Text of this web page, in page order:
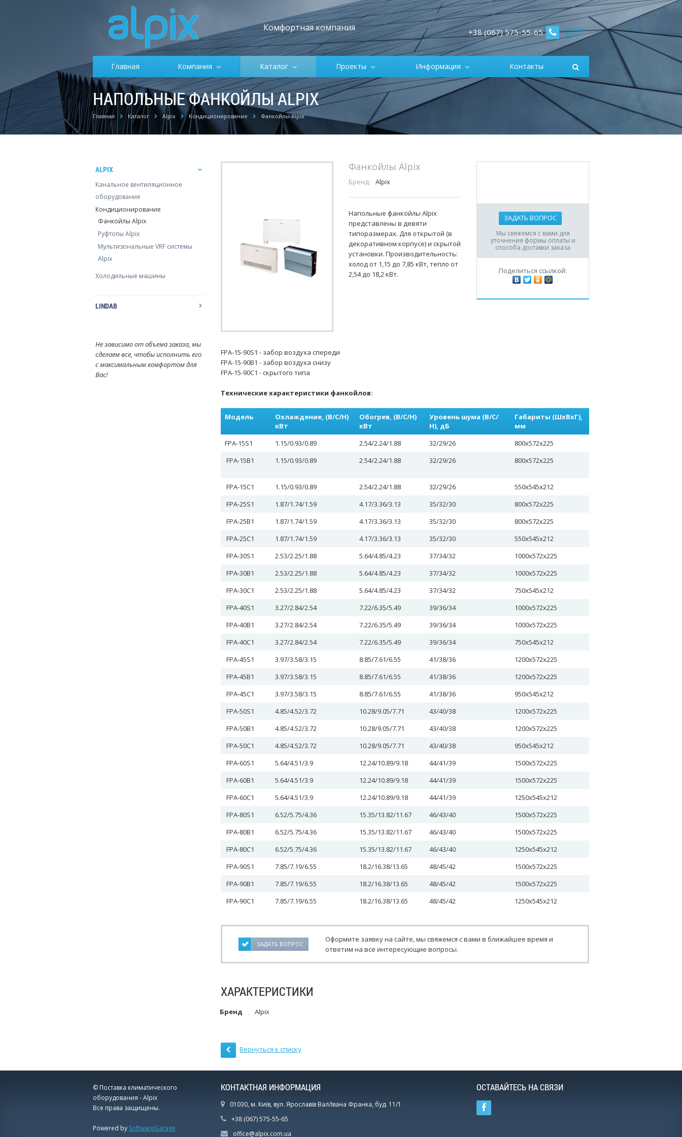
Комфортная компания Заказать
звонок
+38 (067) 575-55-65
Главная Компания Каталог Проекты Информация Контакты
НАПОЛЬНЫЕ ФАНКОЙЛЫ ALPIX
Главная Каталог Alpix Кондиционирование Фанкойлы Alpix
ALPIX
Канальное вентиляционное
оборудование
Кондиционирование
Фанкойлы Alpix
Руфтопы Alpix
Мультизональные VRF системы
Alpix
Холодильные машины
LINDAB
Не зависимо от объема заказа, мы
сделаем все, чтобы исполнить его
с максимальным комфортом для
Вас!
Фанкойлы Alpix
Бренд: Alpix
Напольные фанкойлы Alpix
представлены в девяти
типоразмерах. Для открытой (в
декоративном корпусе) и скрытой
установки. Производительность:
холод от 1,15 до 7,85 кВт, тепло от
2,54 до 18,2 кВт.
ЗАДАТЬ ВОПРОС
Мы свяжемся с вами для
уточнения формы оплаты и
способа доставки заказа
Поделиться ссылкой:
FPA-15-90S1 - забор воздуха спереди
FPA-15-90B1 - забор воздуха снизу
FPA-15-90C1 - скрытого типа
Технические характеристики фанкойлов:
Модель
Охлаждение, (В/С/Н)
кВт
Обогрев, (В/С/Н)
кВт
Уровень шума (В/С/
Н), дБ
Габариты (ШхВхГ),
мм
FPA-15S1
1.15/0.93/0.89 2.54/2.24/1.88 32/29/26
800х572х225
FPA-15B1
1.15/0.93/0.89 2.54/2.24/1.88 32/29/26 800х572х225
FPA-15C1 1.15/0.93/0.89 2.54/2.24/1.88 32/29/26
550х545х212
FPA-25S1
1.87/1.74/1.59 4.17/3.36/3.13 35/32/30
800х572х225
FPA-25B1
1.87/1.74/1.59 4.17/3.36/3.13 35/32/30
800х572х225
FPA-25C1
1.87/1.74/1.59 4.17/3.36/3.13 35/32/30
550х545х212
FPA-30S1
2.53/2.25/1.88 5.64/4.85/4.23 37/34/32
1000х572х225
FPA-30B1
2.53/2.25/1.88 5.64/4.85/4.23 37/34/32
1000х572х225
FPA-30C1
2.53/2.25/1.88 5.64/4.85/4.23 37/34/32
750х545х212
FPA-40S1
3.27/2.84/2.54 7.22/6.35/5.49 39/36/34
1000х572х225
FPA-40B1
3.27/2.84/2.54 7.22/6.35/5.49 39/36/34
1000х572х225
FPA-40C1
3.27/2.84/2.54 7.22/6.35/5.49 39/36/34
750х545х212
FPA-45S1
3.97/3.58/3.15 8.85/7.61/6.55 41/38/36
1200х572х225
FPA-45B1
3.97/3.58/3.15 8.85/7.61/6.55 41/38/36
1200х572х225
FPA-45C1
3.97/3.58/3.15 8.85/7.61/6.55 41/38/36
950х545х212
FPA-50S1
4.85/4.52/3.72 10.28/9.05/7.71 43/40/38
1200х572х225
FPA-50B1
4.85/4.52/3.72 10.28/9.05/7.71 43/40/38
1200х572х225
FPA-50C1
4.85/4.52/3.72 10.28/9.05/7.71 43/40/38
950х545х212
FPA-60S1
5.64/4.51/3.9 12.24/10.89/9.18 44/41/39
1500х572х225
FPA-60B1
5.64/4.51/3.9 12.24/10.89/9.18 44/41/39
1500х572х225
FPA-60C1
5.64/4.51/3.9 12.24/10.89/9.18 44/41/39
1250х545х212
FPA-80S1
6.52/5.75/4.36 15.35/13.82/11.67 46/43/40
1500х572х225
FPA-80B1
6.52/5.75/4.36 15.35/13.82/11.67 46/43/40
1500х572х225
FPA-80C1
6.52/5.75/4.36 15.35/13.82/11.67 46/43/40
1250х545х212
FPA-90S1
7.85/7.19/6.55 18.2/16.38/13.65 48/45/42
1500х572х225
FPA-90B1
7.85/7.19/6.55 18.2/16.38/13.65 48/45/42
1500х572х225
FPA-90C1
7.85/7.19/6.55 18.2/16.38/13.65 48/45/42 1250х545х212
ЗАДАТЬ ВОПРОС
Оформите заявку на сайте, мы свяжемся с вами в ближайшее время и
ответим на все интересующие вопросы.
ХАРАКТЕРИСТИКИ
Бренд Alpix
Вернуться к списку
© Поставка климатического
оборудования - Alpix
Все права защищены.
Powered by SoftwareGarage
КОНТАКТНАЯ ИНФОРМАЦИЯ
01030, м. Київ, вул. Ярославів Вал/Івана Франка, буд. 11/1
+38 (067) 575-55-65
office@alpix.com.ua
ОСТАВАЙТЕСЬ НА СВЯЗИ